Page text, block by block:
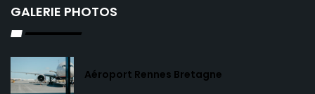
GALERIE PHOTOS
Aéroport Rennes Bretagne